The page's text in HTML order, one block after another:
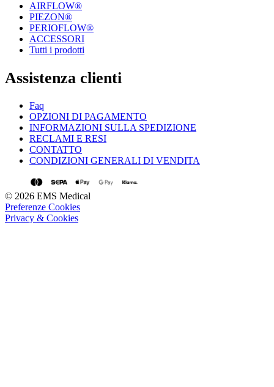
AIRFLOW®
PIEZON®
PERIOFLOW®
ACCESSORI
Tutti i prodotti
Assistenza clienti
Faq
OPZIONI DI PAGAMENTO
INFORMAZIONI SULLA SPEDIZIONE
RECLAMI E RESI
CONTATTO
CONDIZIONI GENERALI DI VENDITA
© 2026 EMS Medical
Preferenze Cookies
Privacy & Cookies